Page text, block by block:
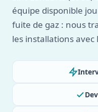
équipe disponible
fuite de gaz : nous
les installations